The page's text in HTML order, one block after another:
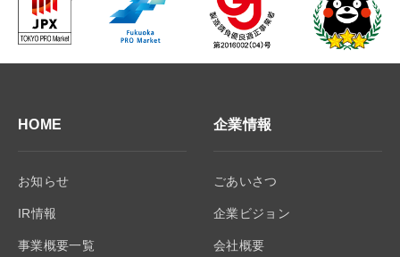
HOME
お知らせ
IR情報
事業概要一覧
企業情報
ごあいさつ
企業ビジョン
会社概要